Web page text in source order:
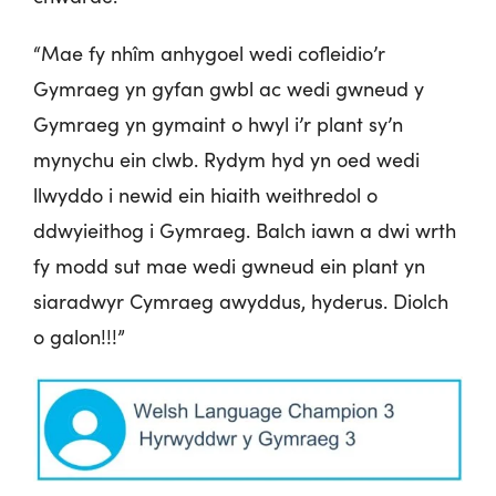
“Mae fy nhîm anhygoel wedi cofleidio’r
Gymraeg yn gyfan gwbl ac wedi gwneud y
Gymraeg yn gymaint o hwyl i’r plant sy’n
mynychu ein clwb. Rydym hyd yn oed wedi
llwyddo i newid ein hiaith weithredol o
ddwyieithog i Gymraeg. Balch iawn a dwi wrth
fy modd sut mae wedi gwneud ein plant yn
siaradwyr Cymraeg awyddus, hyderus. Diolch
o galon!!!”